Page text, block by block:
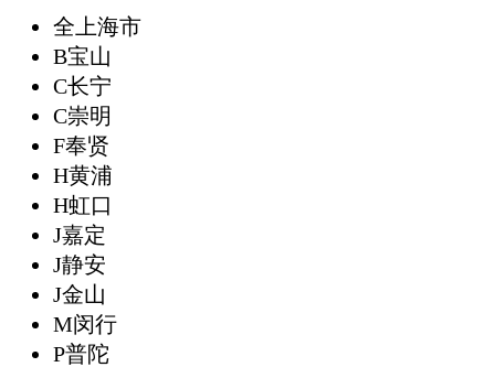
全上海市
B宝山
C长宁
C崇明
F奉贤
H黄浦
H虹口
J嘉定
J静安
J金山
M闵行
P普陀